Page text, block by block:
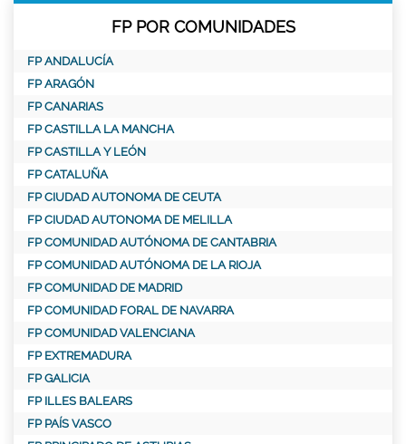
FP POR COMUNIDADES
FP ANDALUCÍA
FP ARAGÓN
FP CANARIAS
FP CASTILLA LA MANCHA
FP CASTILLA Y LEÓN
FP CATALUÑA
FP CIUDAD AUTONOMA DE CEUTA
FP CIUDAD AUTONOMA DE MELILLA
FP COMUNIDAD AUTÓNOMA DE CANTABRIA
FP COMUNIDAD AUTÓNOMA DE LA RIOJA
FP COMUNIDAD DE MADRID
FP COMUNIDAD FORAL DE NAVARRA
FP COMUNIDAD VALENCIANA
FP EXTREMADURA
FP GALICIA
FP ILLES BALEARS
FP PAÍS VASCO